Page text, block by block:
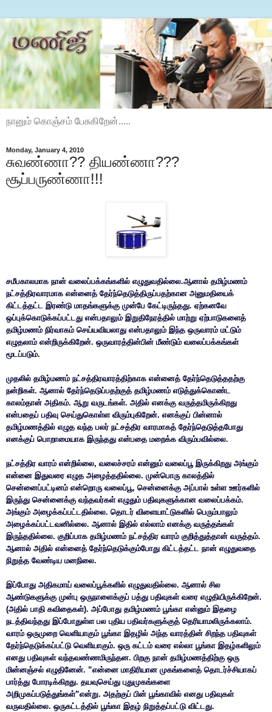
நானும் கொஞ்சம் பேசுகிறேன்.....
Monday, January 4, 2010
சுவண்ணா?? தியண்ணா???
சூப்பருண்ணா!!!
சமீபகாலமாக நான் வலைப்பக்கங்களில் எழுதுவதில்லை.ஆனால் தமிழ்மணம்
நட்சத்திரவாரமாக என்னைத் தேர்ந்தெடுத்திருப்பதற்கான அனுமதியைக்
கிட்டத்தட்ட இரண்டு மாதங்களுக்கு முன்பே கேட்டிருந்தது. ஏற்கனவே
ஒப்புக்கொடுக்கப்பட்டது என்பதாலும் இறுதிநேரத்தில் மாற்று ஏற்பாடுகளைத்
தமிழ்மணம் நிர்வாகம் செய்யவியலாது என்பதாலும் இந்த ஒருவாரம் மட்டும்
எழுதலாம் என்றிருக்கிறேன். ஒருவாரத்தின்பின் மீண்டும் வலைப்பக்கங்கள்
மூடப்படும்.
முதலில் தமிழ்மணம் நட்சத்திரவாரத்திற்காக என்னைத் தேர்ந்தெடுத்ததற்கு
நன்றிகள். ஆனால் தேர்ந்தெடுப்பதற்குத் தமிழ்மணம் எடுத்துக்கொண்ட
காலம்தான் அதிகம். ஆறு வருடங்கள். அதில் எனக்கு வருத்தமிருக்கிறது
என்பதைப் பதிவு செய்துகொள்ள விரும்புகிறேன். எனக்குப் பின்னால்
தமிழ்மணத்தில் எழுத வந்த பலர் நட்சத்திர வாரமாகத் தேர்ந்தெடுத்தபோது
எனக்குப் பொறாமையாக இருந்தது என்பதை மறைக்க விரும்பவில்லை.
நட்சத்திர வாரம் என்றில்லை, வலைச்சரம் என்னும் வலைப்பூ இருக்கிறது அங்கும்
என்னை இதுவரை எழுத அழைத்ததில்லை. முன்பொரு காலத்தில்
சென்னைப்பட்டினம் என்றொரு வலைப்பூ, சென்னைக்கு அப்பால் உள்ள ஊர்களில்
இருந்து சென்னைக்கு வந்தவர்கள் எழுதும் பதிவுகளுக்கான வலைப்பக்கம்.
அங்கும் அழைக்கப்பட்டதில்லை. தொடர் விளையாட்டுகளில் பெரும்பாலும்
அழைக்கப்பட்டவனில்லை. ஆனால் இதில் எல்லாம் எனக்கு வருத்தங்கள்
இருந்ததில்லை. குறிப்பாக தமிழ்மணம் நட்சத்திர வாரம் குறித்துத்தான் வருத்தம்.
ஆனால் அதில் என்னைத் தேர்ந்தெடுக்கும்போது கிட்டத்தட்ட நான் எழுதுவதை
நிறுத்த வேண்டிய மனநிலை.
இப்போது அதிகமாய் வலைப்பூக்களில் எழுதுவதில்லை. ஆனால் சில
ஆண்டுகளுக்கு முன்பு ஒருநாளைக்குப் பத்து பதிவுகள் வரை எழுதியிருக்கிறேன்.
(அதில் பாதி கவிதைகள்). அப்போது தமிழ்மணம் பூங்கா என்னும் இதழை
நடத்திவந்தது இப்போதுள்ள பல புதிய பதிவர்களுக்குத் தெரியாமலிருக்கலாம்.
வாரம் ஒருமுறை வெளியாகும் பூங்கா இதழில் அந்த வாரத்தின் சிறந்த பதிவுகள்
தேர்ந்தெடுக்கப்பட்டு வெளியாகும். ஒரு கட்டம் வரை எல்லா பூங்கா இதழ்களிலும்
எனது பதிவுகள் வந்தவண்ணமிருந்தன. பிறகு நான் தமிழ்மணத்திற்கு ஒரு
மின்னஞ்சல் எழுதினேன். ”என்னை மாதிரியான முகங்களைத் தொடர்ச்சியாகப்
பார்த்து போரடிக்கிறது. தயவுசெய்து புதுமுகங்களை
அறிமுகப்படுத்துங்கள்”என்று. அதற்குப் பின் பூங்காவில் எனது பதிவுகள்
வருவதில்லை. ஒருகட்டத்தில் பூங்கா இதழ் நிறுத்தப்பட்டு விட்டது.